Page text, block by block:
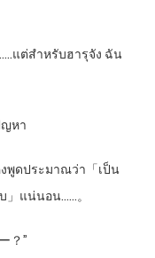
แต่สำหรับฮารุจัง ฉัน
ญหา
พูดประมาณว่า「เป็น
แน่นอน……。
？”